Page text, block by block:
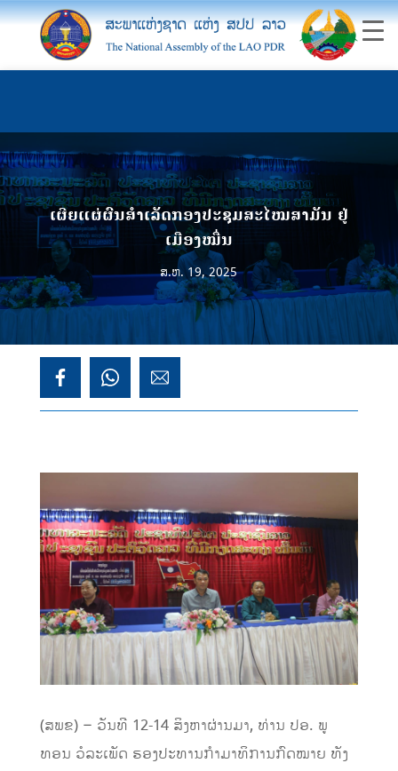
ເຜີຍແຜ່ຜົນສຳເລັດກອງປະຊຸມສະໄໝສາມັນ ຢູ່
ເມືອງໝື່ນ
ສ.ຫ. 19, 2025
(ສພຂ) – ວັນທີ 12-14 ສິງຫາຜ່ານມາ, ທ່ານ ປອ. ພູ
ທອນ ວໍລະເພັດ ຮອງປະທານກຳມາທິການກົດໝາຍ ທັງ